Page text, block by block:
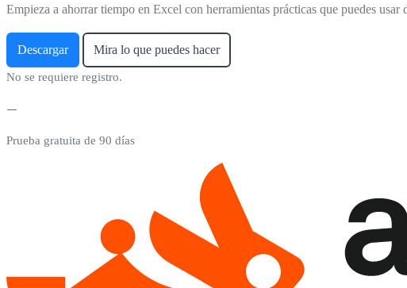
Empieza a ahorrar tiempo en Excel con herramientas prácticas que puedes usar
Descargar Mira lo que puedes hacer
No se requiere registro.
Prueba gratuita de 90 días